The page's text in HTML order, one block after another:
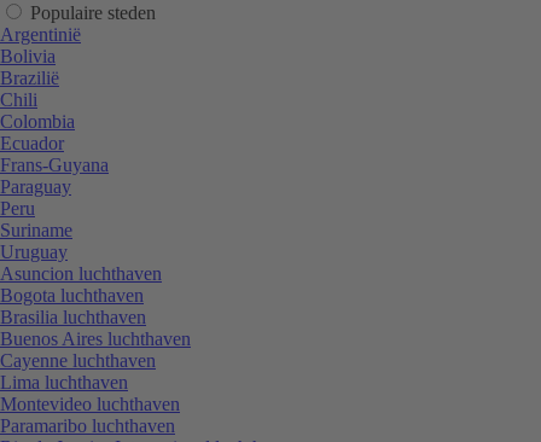
Populaire steden
Argentinië
Bolivia
Brazilië
Chili
Colombia
Ecuador
Frans-Guyana
Paraguay
Peru
Suriname
Uruguay
Asuncion luchthaven
Bogota luchthaven
Brasilia luchthaven
Buenos Aires luchthaven
Cayenne luchthaven
Lima luchthaven
Montevideo luchthaven
Paramaribo luchthaven